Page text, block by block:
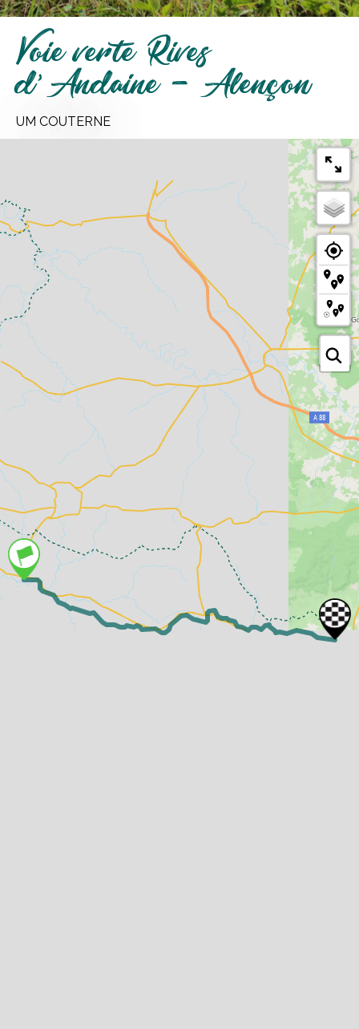
Voie verte Rives
d'Andaine - Alençon
UM COUTERNE